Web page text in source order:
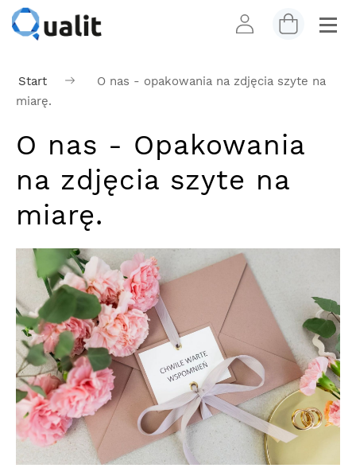
Start
O nas - opakowania na zdjęcia szyte na
miarę.
O nas - Opakowania
na zdjęcia szyte na
miarę.